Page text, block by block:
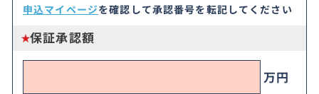
申込マイページを確認して承認番号を転記してください
保証承認額
万円